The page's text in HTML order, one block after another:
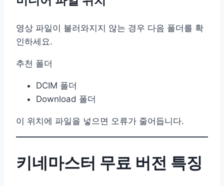
영상 파일이 불러와지지 않는 경우 다음 폴더를 확
인하세요.
추천 폴더
DCIM 폴더
Download 폴더
이 위치에 파일을 넣으면 오류가 줄어듭니다.
키네마스터 무료 버전 특징